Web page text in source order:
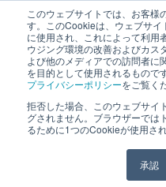
このウェブサイトでは、お客様
す。このCookieは、ウェブサ
に使用され、これによって利用
ウジング環境の改善およびカス
よび他のメディアでの訪問者に
を目的として使用されるもので
プライバシーポリシーをご覧く
拒否した場合、このウェブサイ
グされません。ブラウザーでは
るために1つのCookieが使用され
承認
展示会について